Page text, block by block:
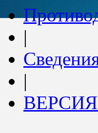
|
|